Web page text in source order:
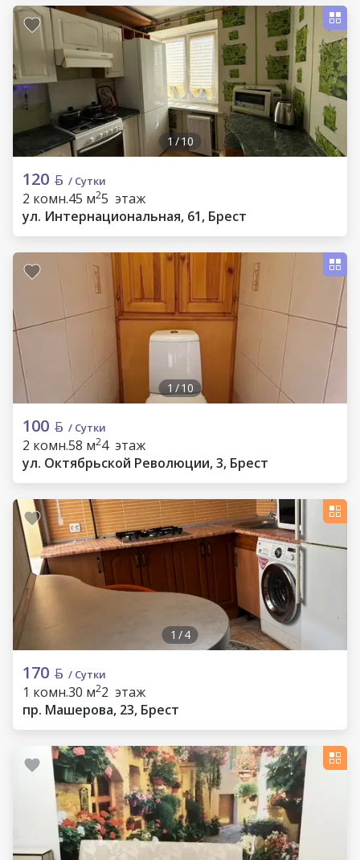
1 /10
120 / Сутки
2 комн.45 м25 этаж
ул. Интернациональная, 61, Брест
1 /10
100 / Сутки
2 комн.58 м24 этаж
ул. Октябрьской Революции, 3, Брест
1 /4
170 / Сутки
1 комн.30 м22 этаж
пр. Машерова, 23, Брест